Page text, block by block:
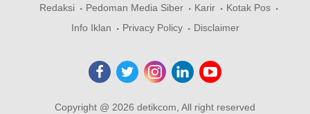
Redaksi Pedoman Media Siber Karir
Kotak Pos
Info Iklan
Privacy Policy Disclaimer
Copyright @ 2026 detikcom, All right reserved